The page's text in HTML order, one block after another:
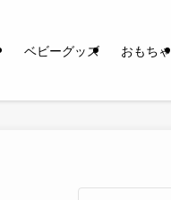
ベビーグッズ おもちゃ